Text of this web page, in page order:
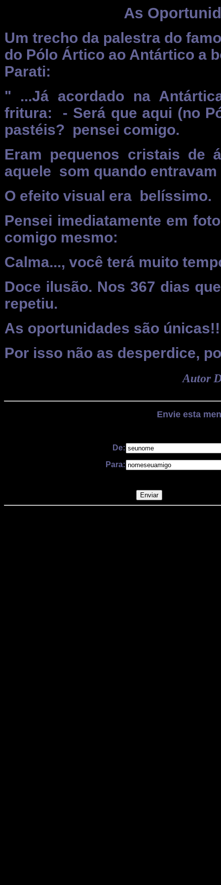
As
Um trecho da palestra do
do Pólo Ártico ao Antártico a
Parati:
" ...Já acordado na
fritura:
- Será que aqui (no
pastéis? pensei comigo.
Eram pequenos cristais de
aquele som quando
O efeito visual era belíssimo.
Pensei imediatamente em
comigo mesmo:
Calma..., você terá muito
Doce ilusão. Nos 367 dias
repetiu.
As oportunidades são
Por isso não as desperdice,
Autor
Envie esta
De:
Para: